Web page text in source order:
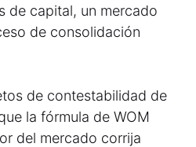
de capital, un mercado
de consolidación
de contestabilidad de
la fórmula de WOM
del mercado corrija